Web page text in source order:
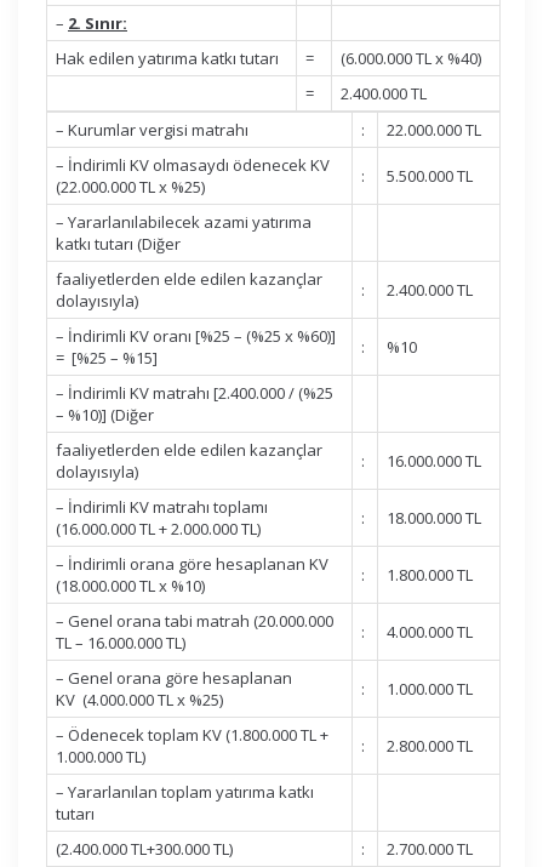
– 2. Sınır:
Hak edilen yatırıma katkı tutarı
=
(6.000.000 TL x %40)
=
2.400.000 TL
– Kurumlar vergisi matrahı
:
22.000.000 TL
– İndirimli KV olmasaydı ödenecek KV
(22.000.000 TL x %25)
: 5.500.000 TL
– Yararlanılabilecek azami yatırıma
katkı tutarı (Diğer
faaliyetlerden elde edilen kazançlar
dolayısıyla)
: 2.400.000 TL
– İndirimli KV oranı [%25 – (%25 x %60)]
= [%25 – %15]
: %10
– İndirimli KV matrahı [2.400.000 / (%25
– %10)] (Diğer
faaliyetlerden elde edilen kazançlar
dolayısıyla)
: 16.000.000 TL
– İndirimli KV matrahı toplamı
(16.000.000 TL + 2.000.000 TL)
: 18.000.000 TL
– İndirimli orana göre hesaplanan KV
(18.000.000 TL x %10)
: 1.800.000 TL
– Genel orana tabi matrah (20.000.000
TL – 16.000.000 TL)
: 4.000.000 TL
– Genel orana göre hesaplanan
KV (4.000.000 TL x %25)
: 1.000.000 TL
– Ödenecek toplam KV (1.800.000 TL +
1.000.000 TL)
: 2.800.000 TL
– Yararlanılan toplam yatırıma katkı
tutarı
(2.400.000 TL+300.000 TL)
: 2.700.000 TL